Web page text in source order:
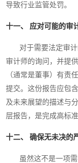
导致行业监管处罚。
十一、 应对可能的审
对于需要法定审计
审计师的询问，并提
（通常是董事）有责
提交。这份报告应包
及未来展望的描述与
层报告，是完成高标
十二、 确保无未决的
虽然这不是一项需